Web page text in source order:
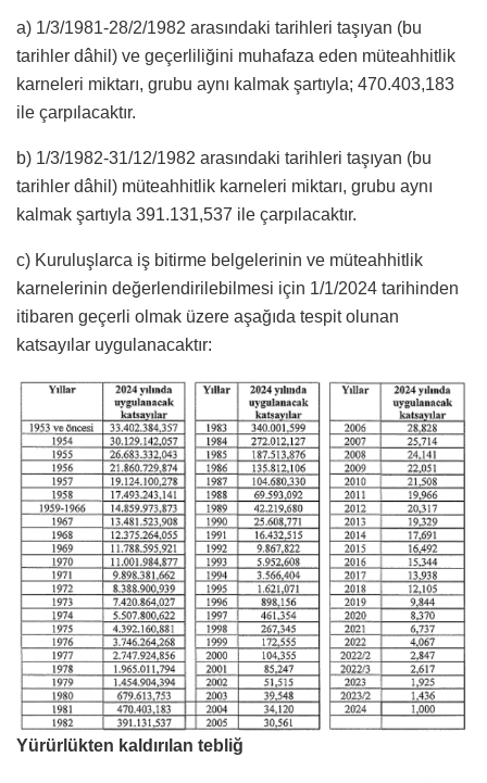
a) 1/3/1981-28/2/1982 arasındaki tarihleri taşıyan (bu
tarihler dâhil) ve geçerliliğini muhafaza eden müteahhitlik
karneleri miktarı, grubu aynı kalmak şartıyla; 470.403,183
ile çarpılacaktır.
b) 1/3/1982-31/12/1982 arasındaki tarihleri taşıyan (bu
tarihler dâhil) müteahhitlik karneleri miktarı, grubu aynı
kalmak şartıyla 391.131,537 ile çarpılacaktır.
c) Kuruluşlarca iş bitirme belgelerinin ve müteahhitlik
karnelerinin değerlendirilebilmesi için 1/1/2024 tarihinden
itibaren geçerli olmak üzere aşağıda tespit olunan
katsayılar uygulanacaktır:
Yürürlükten kaldırılan tebliğ